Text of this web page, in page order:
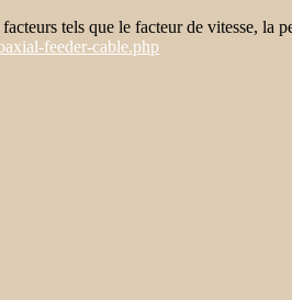
tels que le facteur de vitesse, la
feeder-cable.php